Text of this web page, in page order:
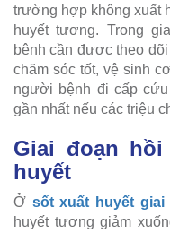
trường hợp không xuất
huyết tương. Trong
bệnh cần được theo
chăm sóc tốt, vệ sinh
người bệnh đi cấp
gần nhất nếu các triệu
Giai đoạn
huyết
Ở sốt xuất huyết
huyết tương giảm